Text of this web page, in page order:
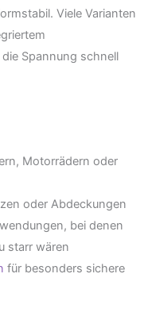
Viele Varianten
Spannung schnell
Motorrädern oder
oder Abdeckungen
bei denen
starr wären
für besonders sichere